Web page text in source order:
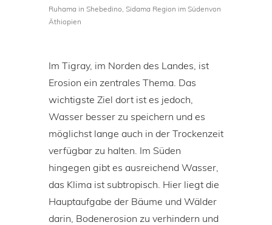
Ruhama in Shebedino, Sidama Region im Südenvon
Äthiopien
Im Tigray, im Norden des Landes, ist
Erosion ein zentrales Thema. Das
wichtigste Ziel dort ist es jedoch,
Wasser besser zu speichern und es
möglichst lange auch in der Trockenzeit
verfügbar zu halten. Im Süden
hingegen gibt es ausreichend Wasser,
das Klima ist subtropisch. Hier liegt die
Hauptaufgabe der Bäume und Wälder
darin, Bodenerosion zu verhindern und